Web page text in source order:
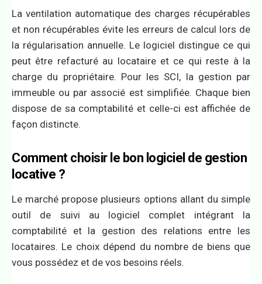
La ventilation automatique des charges récupérables
et non récupérables évite les erreurs de calcul lors de
la régularisation annuelle. Le logiciel distingue ce qui
peut être refacturé au locataire et ce qui reste à la
charge du propriétaire. Pour les SCI, la gestion par
immeuble ou par associé est simplifiée. Chaque bien
dispose de sa comptabilité et celle-ci est affichée de
façon distincte.
Comment choisir le bon logiciel de gestion
locative ?
Le marché propose plusieurs options allant du simple
outil de suivi au logiciel complet intégrant la
comptabilité et la gestion des relations entre les
locataires. Le choix dépend du nombre de biens que
vous possédez et de vos besoins réels.